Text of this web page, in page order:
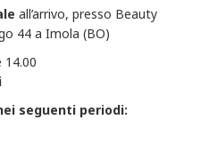
all’arrivo, presso Beauty
44 a Imola (BO)
14.00
seguenti periodi: